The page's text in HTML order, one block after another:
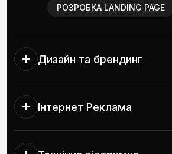
РОЗРОБКА LANDING PAGE
Дизайн та брендинг
Інтернет Реклама